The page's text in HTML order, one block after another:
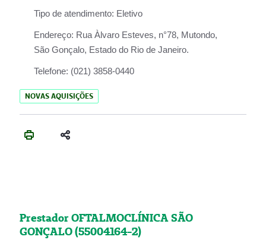
Tipo de atendimento: Eletivo
Endereço: Rua Àlvaro Esteves, n°78, Mutondo,
São Gonçalo, Estado do Rio de Janeiro.
Telefone: (021) 3858-0440
NOVAS AQUISIÇÕES
Prestador OFTALMOCLÍNICA SÃO
GONÇALO (55004164-2)